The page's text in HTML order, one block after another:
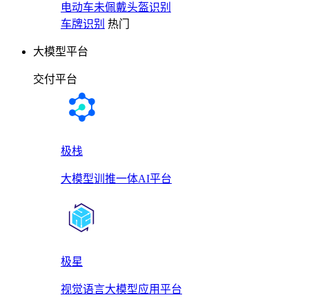
电动车未佩戴头盔识别
车牌识别 热门
大模型平台
交付平台
极栈
大模型训推一体AI平台
极星
视觉语言大模型应用平台